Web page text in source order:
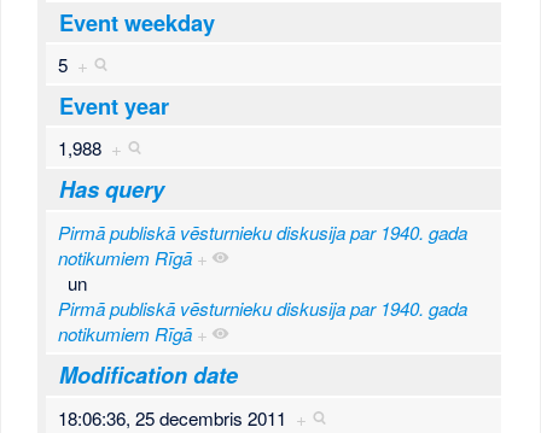
Event weekday
5 +
Event year
1,988 +
Has query
Pirmā publiskā vēsturnieku diskusija par 1940. gada
notikumiem Rīgā +
un
Pirmā publiskā vēsturnieku diskusija par 1940. gada
notikumiem Rīgā +
Modification date
18:06:36, 25 decembris 2011 +